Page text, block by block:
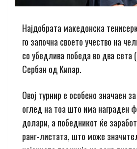
Најдобрата македонска
го започна своето учество на
со убедлива победа во два сета
Сербан од Кипар.
Овој турнир е особено значаен
оглед на тоа што има награден
долари, а победникот ќе
ранг-листата, што може